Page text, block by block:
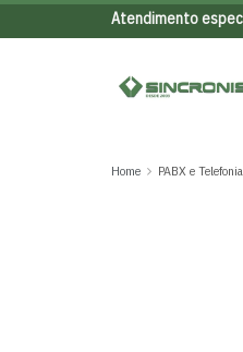
Atendimento
Home PABX e Telefonia